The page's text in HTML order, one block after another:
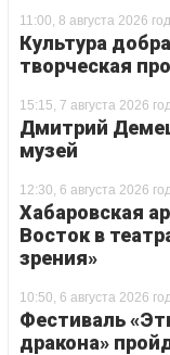
11:00, 8 августа 2026
Культура
творческая
15:15, 7 августа 2026
Дмитрий
музей
12:30, 6 августа 2026
Хабаровская
Восток в
зрения»
10:50, 6 августа 2026
Фестиваль
дракона»